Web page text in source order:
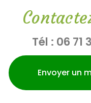
Tél : 06 71
Envoyer un